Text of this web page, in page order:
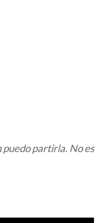
partirla. No es